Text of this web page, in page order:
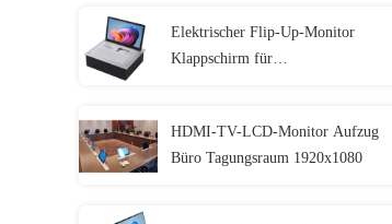
Elektrischer Flip-Up-Monitor
Klappschirm für
HDMI-TV-LCD-Monitor Aufzug
Büro Tagungsraum 1920x1080